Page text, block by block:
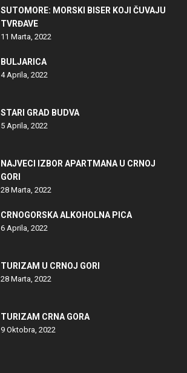
SUTOMORE: MORSKI BISER KOJI ČUVAJU
TVRĐAVE
11 Marta, 2022
BULJARICA
4 Aprila, 2022
STARI GRAD BUDVA
5 Aprila, 2022
NAJVECI IZBOR APARTMANA U CRNOJ
GORI
28 Marta, 2022
CRNOGORSKA ALKOHOLNA PICA
6 Aprila, 2022
TURIZAM U CRNOJ GORI
28 Marta, 2022
TURIZAM CRNA GORA
9 Oktobra, 2022